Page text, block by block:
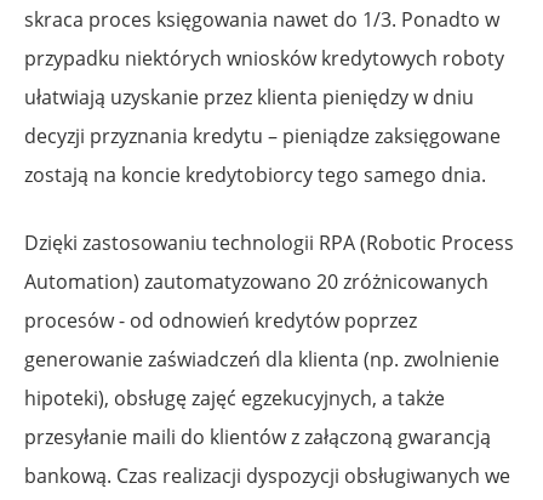
skraca proces księgowania nawet do 1/3. Ponadto w
przypadku niektórych wniosków kredytowych roboty
ułatwiają uzyskanie przez klienta pieniędzy w dniu
decyzji przyznania kredytu – pieniądze zaksięgowane
zostają na koncie kredytobiorcy tego samego dnia.
Dzięki zastosowaniu technologii RPA (Robotic Process
Automation) zautomatyzowano 20 zróżnicowanych
procesów - od odnowień kredytów poprzez
generowanie zaświadczeń dla klienta (np. zwolnienie
hipoteki), obsługę zajęć egzekucyjnych, a także
przesyłanie maili do klientów z załączoną gwarancją
bankową. Czas realizacji dyspozycji obsługiwanych we